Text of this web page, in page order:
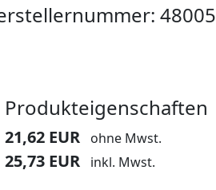
48005
Produkteigenschaften
21,62 EUR ohne Mwst.
25,73 EUR inkl. Mwst.